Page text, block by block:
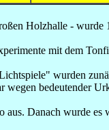
Holzhalle - wurde
mit dem
wurden
bedeutender
Danach wurde es